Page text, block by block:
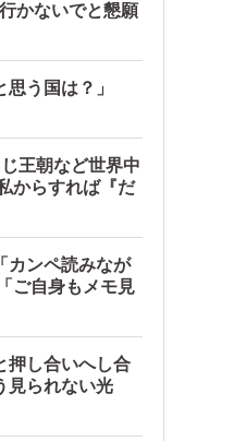
かないでと懇願
思う国は？」
王朝など世界中
からすれば『だ
カンペ読みなが
ご自身もメモ見
押し合いへし合
見られない光